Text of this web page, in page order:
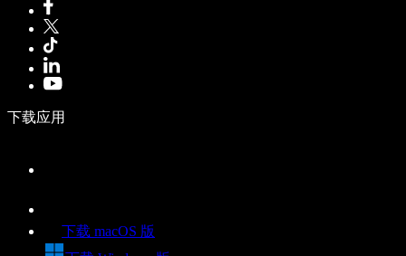
下载应用
下载 macOS 版